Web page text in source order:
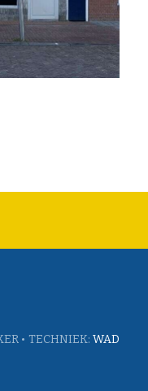
• TECHNIEK: WAD